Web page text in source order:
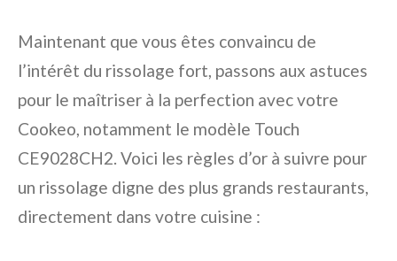
Maintenant que vous êtes convaincu de
l’intérêt du rissolage fort, passons aux astuces
pour le maîtriser à la perfection avec votre
Cookeo, notamment le modèle Touch
CE9028CH2. Voici les règles d’or à suivre pour
un rissolage digne des plus grands restaurants,
directement dans votre cuisine :